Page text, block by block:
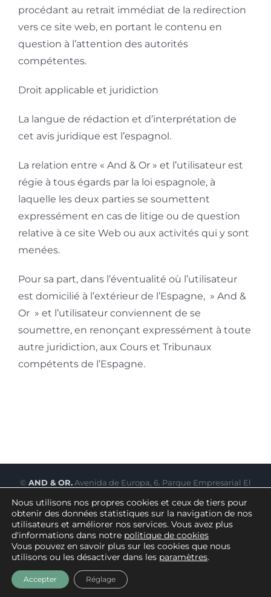
procédant au retrait immédiat de la redirection
vers ce site web, en portant le contenu en
question à l’attention des autorités
compétentes.
Droit applicable et juridiction
La langue de rédaction et d’interprétation de
cet avis juridique est l’espagnol.
La relation entre « And & Or » et l’utilisateur est
régie à tous égards par la loi espagnole, à
laquelle les deux parties se soumettent
expressément en cas de litige ou de question
relative à ce site Web ou aux activités qui y sont
menées.
Pour sa part, dans l’éventualité où l’utilisateur
est domicilié à l’extérieur de l’Espagne, » And &
Or » et l’utilisateur conviennent de se
soumettre, en renonçant expressément à toute
autre juridiction, aux Cours et Tribunaux
compétents de l’Espagne.
© AND & OR.Avenida de Europa, 6. Parque Empresarial El
Limón · 41928 Palomares del Río – Sevilla, ESPAGNE
Mentions légales|Politique de confidentialité|Conditions
d'utilisation|Politique relative aux cookies|Canal de
réclamation
Un autre site de Convertclick
YouTubeLinkedIn
Nous utilisons nos propres cookies et ceux de tiers pour
obtenir des données statistiques sur la navigation de nos
utilisateurs et améliorer nos services. Vous avez plus
d'informations dans notre politique de cookies
Vous pouvez en savoir plus sur les cookies que nous
utilisons ou les désactiver dans les paramètres.
Accepter Réglage